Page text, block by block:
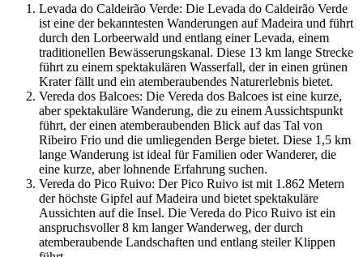
Levada do Caldeirão Verde: Die Levada do Caldeirão Verde
ist eine der bekanntesten Wanderungen auf Madeira und führt
durch den Lorbeerwald und entlang einer Levada, einem
traditionellen Bewässerungskanal. Diese 13 km lange Strecke
führt zu einem spektakulären Wasserfall, der in einen grünen
Krater fällt und ein atemberaubendes Naturerlebnis bietet.
Vereda dos Balcoes: Die Vereda dos Balcoes ist eine kurze,
aber spektakuläre Wanderung, die zu einem Aussichtspunkt
führt, der einen atemberaubenden Blick auf das Tal von
Ribeiro Frio und die umliegenden Berge bietet. Diese 1,5 km
lange Wanderung ist ideal für Familien oder Wanderer, die
eine kurze, aber lohnende Erfahrung suchen.
Vereda do Pico Ruivo: Der Pico Ruivo ist mit 1.862 Metern
der höchste Gipfel auf Madeira und bietet spektakuläre
Aussichten auf die Insel. Die Vereda do Pico Ruivo ist ein
anspruchsvoller 8 km langer Wanderweg, der durch
atemberaubende Landschaften und entlang steiler Klippen